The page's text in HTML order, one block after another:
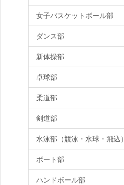
女子バスケットボール部
ダンス部
新体操部
卓球部
柔道部
剣道部
水泳部（競泳・水球・飛込）
ボート部
ハンドボール部